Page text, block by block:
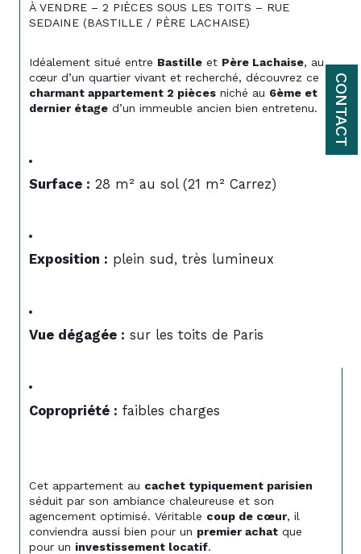
CONTACT
À VENDRE – 2 PIÈCES SOUS LES TOITS – RUE
SEDAINE (BASTILLE / PÈRE LACHAISE)
Idéalement situé entre Bastille et Père Lachaise, au
cœur d’un quartier vivant et recherché, découvrez ce
charmant appartement 2 pièces niché au 6ème et
dernier étage d’un immeuble ancien bien entretenu.
Surface : 28 m² au sol (21 m² Carrez)
Exposition : plein sud, très lumineux
Vue dégagée : sur les toits de Paris
Copropriété : faibles charges
Cet appartement au cachet typiquement parisien
séduit par son ambiance chaleureuse et son
agencement optimisé. Véritable coup de cœur, il
conviendra aussi bien pour un premier achat que
pour un investissement locatif.